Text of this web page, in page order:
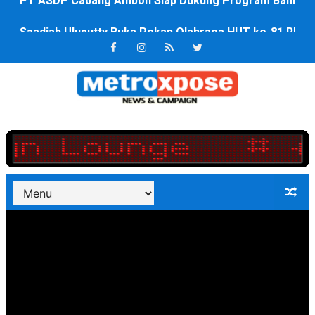
4 Dokter Asal Nias Barat Lulus PPDS di FK USU,
OKU Timur Jalin Komunikasi ke semua Stackholder
Unggul 3 Gol Kesebelasan MKRE FC Raih Tiket
Jelang HUT RI ke 81Turnamen Olah Anak Muda Kota
Bobby Nasution Fokus Infrastruktur Daerah saat